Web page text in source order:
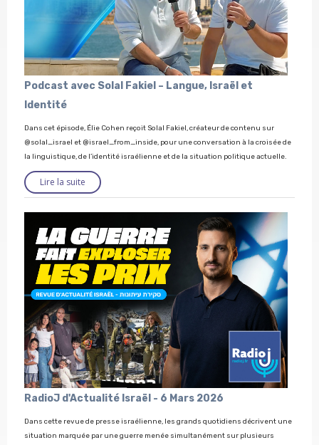
Podcast avec Solal Fakiel – Langue, Israël et
Identité
Dans cet épisode, Élie Cohen reçoit Solal Fakiel, créateur de contenu sur
@solal_israel et @israel_from_inside, pour une conversation à la croisée de
la linguistique, de l’identité israélienne et de la situation politique actuelle.
Lire la suite
RadioJ d'Actualité Israël - 6 Mars 2026
Dans cette revue de presse israélienne, les grands quotidiens décrivent une
situation marquée par une guerre menée simultanément sur plusieurs